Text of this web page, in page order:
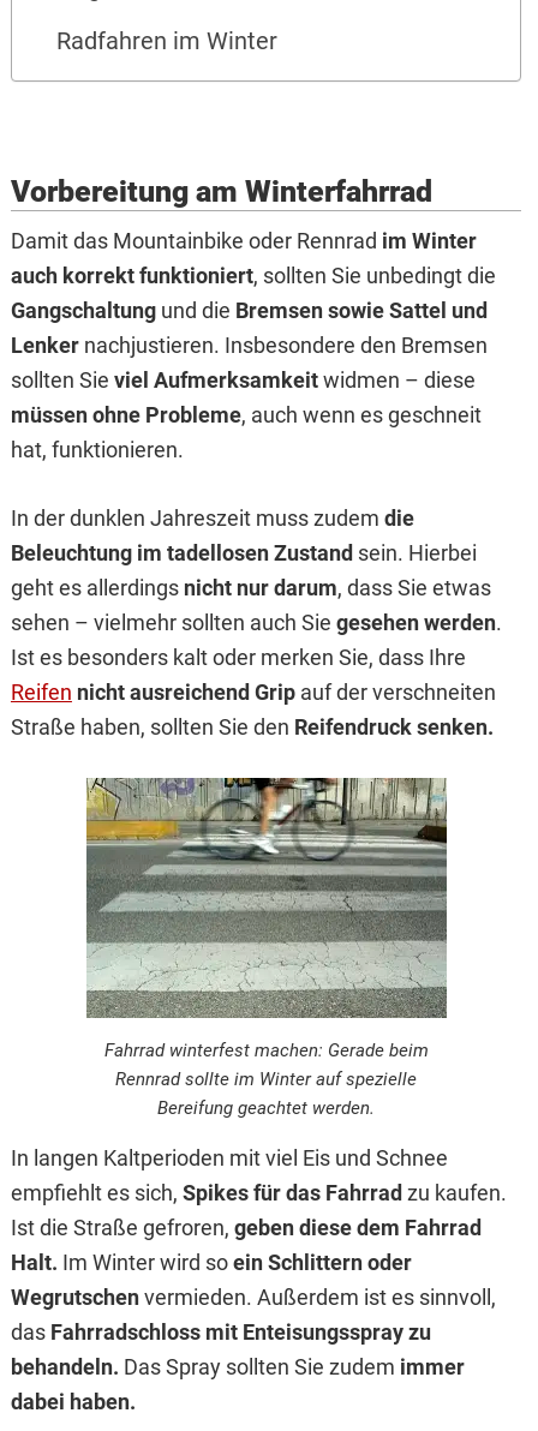
Radfahren im Winter
Vorbereitung am Winterfahrrad
Damit das Mountainbike oder Rennrad im Winter
auch korrekt funktioniert, sollten Sie unbedingt die
Gangschaltung und die Bremsen sowie Sattel und
Lenker nachjustieren. Insbesondere den Bremsen
sollten Sie viel Aufmerksamkeitwidmen – diese
müssen ohne Probleme, auch wenn es geschneit
hat, funktionieren.
In der dunklen Jahreszeit muss zudem die
Beleuchtung im tadellosen Zustand sein. Hierbei
geht es allerdings nicht nur darum, dass Sie etwas
sehen – vielmehr sollten auch Sie gesehen werden.
Ist es besonders kalt oder merken Sie, dass Ihre
Reifen nicht ausreichend Grip auf der verschneiten
Straße haben, sollten Sie den Reifendruck senken.
Fahrrad winterfest machen: Gerade beim
Rennrad sollte im Winter auf spezielle
Bereifung geachtet werden.
In langen Kaltperioden mit viel Eis und Schnee
empfiehlt es sich, Spikes für das Fahrrad zu kaufen.
Ist die Straße gefroren, geben diese dem Fahrrad
Halt. Im Winter wird soein Schlittern oder
Wegrutschenvermieden. Außerdem ist es sinnvoll,
das Fahrradschloss mit Enteisungsspray zu
behandeln. Das Spray sollten Sie zudem immer
dabei haben.